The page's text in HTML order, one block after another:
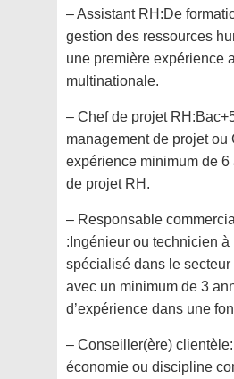
– Assistant RH:De
gestion des ressources
une première expérience
multinationale.
– Chef de projet
management de projet ou
expérience minimum de
de projet RH.
– Responsable
:Ingénieur ou technicien à
spécialisé dans le secteur
avec un minimum de 3
d’expérience dans une
– Conseiller(ère)
économie ou discipline